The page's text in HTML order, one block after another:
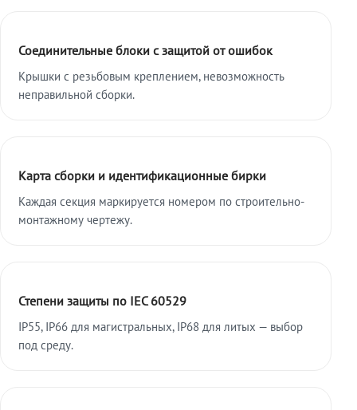
Соединительные блоки с защитой от ошибок
Крышки с резьбовым креплением, невозможность
неправильной сборки.
Карта сборки и идентификационные бирки
Каждая секция маркируется номером по строительно-
монтажному чертежу.
Степени защиты по IEC 60529
IP55, IP66 для магистральных, IP68 для литых — выбор
под среду.